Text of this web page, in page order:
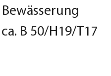
B 50/H19/T17